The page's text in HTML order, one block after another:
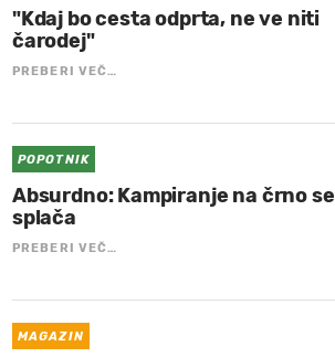
"Kdaj bo cesta odprta, ne ve niti
čarodej"
PREBERI VEČ…
POPOTNIK
Absurdno: Kampiranje na črno se
splača
PREBERI VEČ…
MAGAZIN